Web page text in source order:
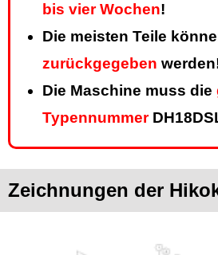
bis vier Wochen!
Die meisten Teile
zurückgegeben
Die Maschine muss die
Typennummer
Zeichnungen der